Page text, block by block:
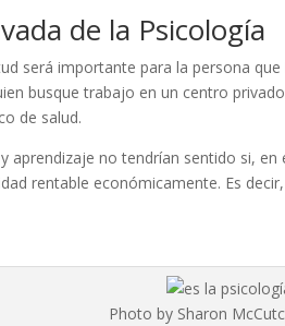
de la Psicología
será importante para la persona
busque trabajo en un centro
de salud.
aprendizaje no tendrían sentido si,
rentable económicamente. Es
Photo by Sharon